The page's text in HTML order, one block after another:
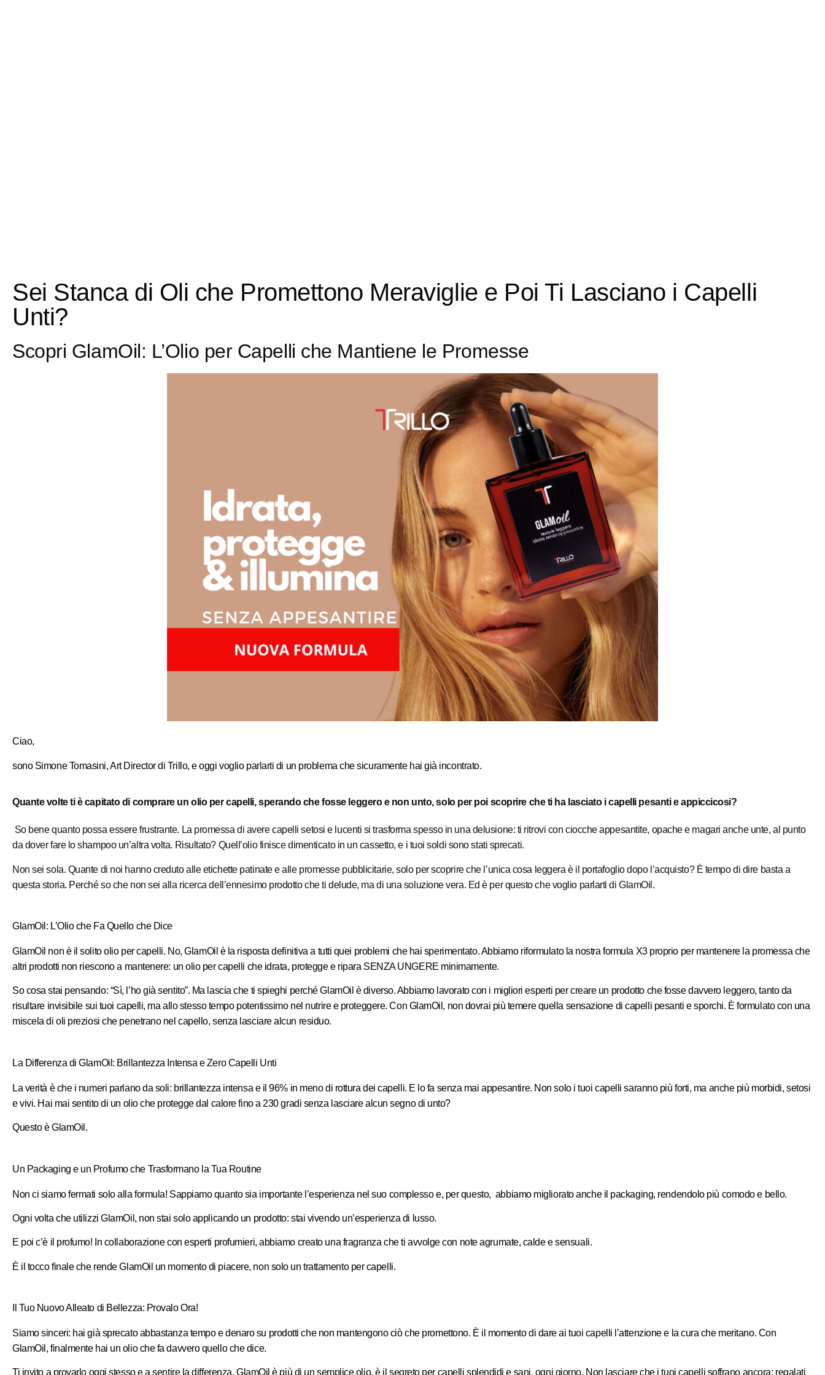
Sei Stanca di Oli che Promettono Meraviglie e Poi Ti Lasciano i Capelli
Unti?
Scopri GlamOil: L’Olio per Capelli che Mantiene le Promesse
Ciao,
sono Simone Tomasini, Art Director di Trillo, e oggi voglio parlarti di un problema che sicuramente hai già incontrato.
Quante volte ti è capitato di comprare un olio per capelli, sperando che fosse leggero e non unto, solo per poi scoprire che ti ha lasciato i capelli pesanti e appiccicosi?
So bene quanto possa essere frustrante. La promessa di avere capelli setosi e lucenti si trasforma spesso in una delusione: ti ritrovi con ciocche appesantite, opache e magari anche unte, al punto
da dover fare lo shampoo un’altra volta. Risultato? Quell’olio finisce dimenticato in un cassetto, e i tuoi soldi sono stati sprecati.
Non sei sola. Quante di noi hanno creduto alle etichette patinate e alle promesse pubblicitarie, solo per scoprire che l’unica cosa leggera è il portafoglio dopo l’acquisto? È tempo di dire basta a
questa storia. Perché so che non sei alla ricerca dell’ennesimo prodotto che ti delude, ma di una soluzione vera. Ed è per questo che voglio parlarti di GlamOil.
GlamOil: L’Olio che Fa Quello che Dice
GlamOil non è il solito olio per capelli. No, GlamOil è la risposta definitiva a tutti quei problemi che hai sperimentato. Abbiamo riformulato la nostra formula X3 proprio per mantenere la promessa che
altri prodotti non riescono a mantenere: un olio per capelli che idrata, protegge e ripara SENZA UNGERE minimamente.
So cosa stai pensando: “Sì, l’ho già sentito”. Ma lascia che ti spieghi perché GlamOil è diverso. Abbiamo lavorato con i migliori esperti per creare un prodotto che fosse davvero leggero, tanto da
risultare invisibile sui tuoi capelli, ma allo stesso tempo potentissimo nel nutrire e proteggere. Con GlamOil, non dovrai più temere quella sensazione di capelli pesanti e sporchi. È formulato con una
miscela di oli preziosi che penetrano nel capello, senza lasciare alcun residuo.
La Differenza di GlamOil: Brillantezza Intensa e Zero Capelli Unti
La verità è che i numeri parlano da soli: brillantezza intensa e il 96% in meno di rottura dei capelli. E lo fa senza mai appesantire. Non solo i tuoi capelli saranno più forti, ma anche più morbidi, setosi
e vivi. Hai mai sentito di un olio che protegge dal calore fino a 230 gradi senza lasciare alcun segno di unto?
Questo è GlamOil.
Un Packaging e un Profumo che Trasformano la Tua Routine
Non ci siamo fermati solo alla formula! Sappiamo quanto sia importante l’esperienza nel suo complesso e, per questo, abbiamo migliorato anche il packaging, rendendolo più comodo e bello.
Ogni volta che utilizzi GlamOil, non stai solo applicando un prodotto: stai vivendo un’esperienza di lusso.
E poi c’è il profumo! In collaborazione con esperti profumieri, abbiamo creato una fragranza che ti avvolge con note agrumate, calde e sensuali.
È il tocco finale che rende GlamOil un momento di piacere, non solo un trattamento per capelli.
Il Tuo Nuovo Alleato di Bellezza: Provalo Ora!
Siamo sinceri: hai già sprecato abbastanza tempo e denaro su prodotti che non mantengono ciò che promettono. È il momento di dare ai tuoi capelli l’attenzione e la cura che meritano. Con
GlamOil, finalmente hai un olio che fa davvero quello che dice.
Ti invito a provarlo oggi stesso e a sentire la differenza. GlamOil è più di un semplice olio, è il segreto per capelli splendidi e sani, ogni giorno. Non lasciare che i tuoi capelli soffrano ancora: regalati